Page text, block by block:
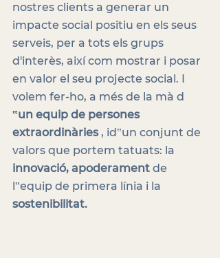
nostres clients a generar un
impacte social positiu en els seus
serveis, per a tots els grups
d'interès, així com mostrar i posar
en valor el seu projecte social. I
volem fer-ho, a més de la mà d
‟un equip de persones
extraordinàries , id‟un conjunt de
valors que portem tatuats: la
innovació, apoderament de
l‟equip de primera línia i la
sostenibilitat.